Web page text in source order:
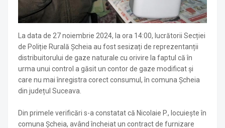
La data de 27 noiembrie 2024, la ora 14:00, lucrătorii Secției
de Poliție Rurală Șcheia au fost sesizați de reprezentanții
distribuitorului de gaze naturale cu orivire la faptul că în
urma unui control a găsit un contor de gaze modificat și
care nu mai înregistra corect consumul, în comuna Șcheia
din județul Suceava.
Din primele verificări s-a constatat că Nicolaie P., locuiește în
comuna Șcheia, având încheiat un contract de furnizare